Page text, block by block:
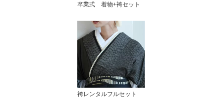
卒業式 着物+袴セット
袴レンタルフルセット